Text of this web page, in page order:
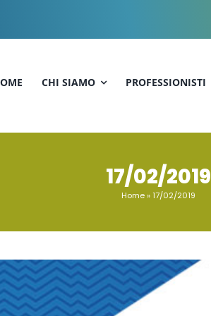
CHI SIAMO PROFESSIONISTI
17/02/2019
Home»17/02/2019